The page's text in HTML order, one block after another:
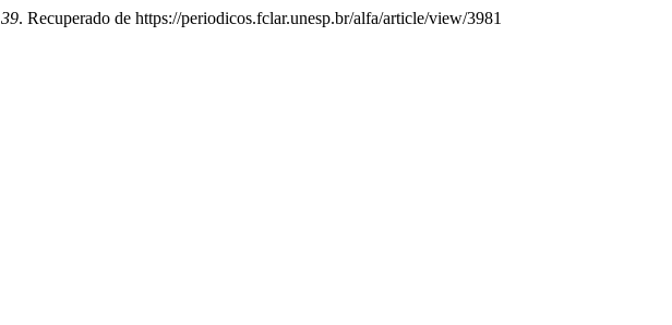
39. Recuperado de https://periodicos.fclar.unesp.br/alfa/article/view/3981